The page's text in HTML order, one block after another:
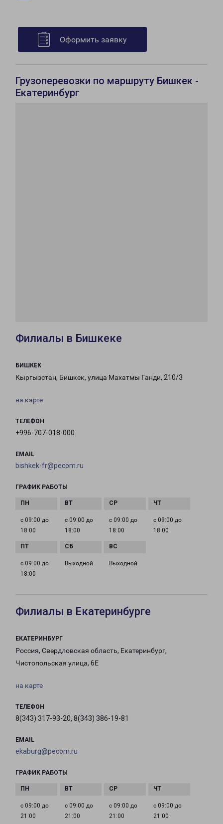
Оформить заявку
Грузоперевозки по маршруту Бишкек -
Екатеринбург
Филиалы в Бишкеке
БИШКЕК
Кыргызстан, Бишкек, улица Махатмы Ганди, 210/3
на карте
ТЕЛЕФОН
+996-707-018-000
EMAIL
bishkek-fr@pecom.ru
ГРАФИК РАБОТЫ
с 09:00 до
18:00
с 09:00 до
18:00
с 09:00 до
18:00
с 09:00 до
18:00
с 09:00 до
18:00
Выходной Выходной
Филиалы в Екатеринбурге
ЕКАТЕРИНБУРГ
Россия, Свердловская область, Екатеринбург,
Чистопольская улица, 6Е
на карте
ТЕЛЕФОН
8(343) 317-93-20, 8(343) 386-19-81
EMAIL
ekaburg@pecom.ru
ГРАФИК РАБОТЫ
с 09:00 до
21:00
с 09:00 до
21:00
с 09:00 до
21:00
с 09:00 до
21:00